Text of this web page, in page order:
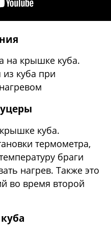
на крышке куба.
куба при
куба.
термометра,
браги
нагрев. Также это
во время второй